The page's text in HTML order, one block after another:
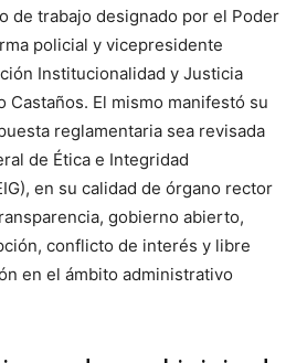
de trabajo designado por el Poder
policial y vicepresidente
Institucionalidad y Justicia
Castaños. El mismo manifestó su
reglamentaria sea revisada
de Ética e Integridad
en su calidad de órgano rector
gobierno abierto,
conflicto de interés y libre
en el ámbito administrativo